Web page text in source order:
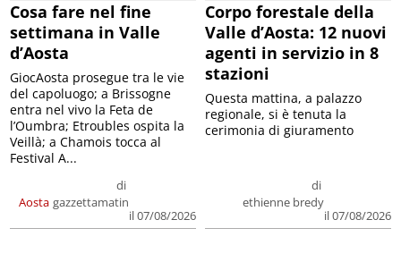
Cosa fare nel fine
settimana in Valle
d’Aosta
Aosta
di
gazzettamatin
il 07/08/2026
GiocAosta prosegue tra le vie
del capoluogo; a Brissogne
entra nel vivo la Feta de
l’Oumbra; Etroubles ospita la
Veillà; a Chamois tocca al
Festival A...
Corpo forestale della
Valle d’Aosta: 12 nuovi
agenti in servizio in 8
stazioni
di
ethienne bredy
il 07/08/2026
Questa mattina, a palazzo
regionale, si è tenuta la
cerimonia di giuramento